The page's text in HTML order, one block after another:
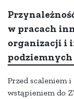
w pracach
organizacji i
podziemnych
Przed scaleniem i
wstąpieniem do